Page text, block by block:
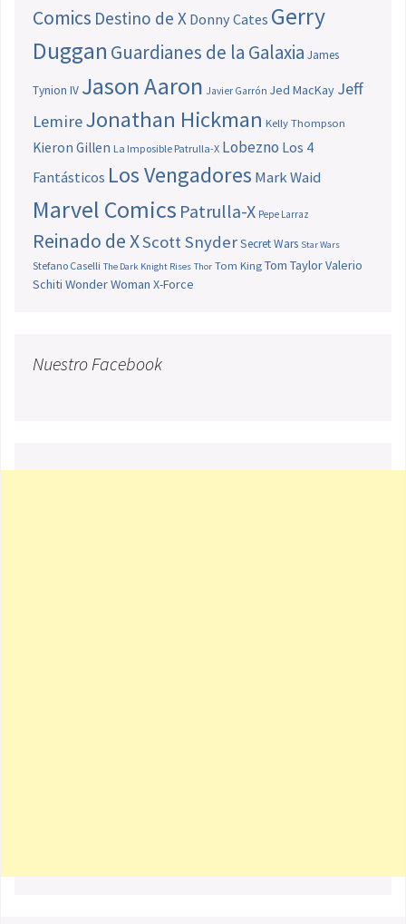
Comics Destino de X Donny Cates Gerry
Duggan Guardianes de la Galaxia James
Tynion IV Jason Aaron Javier Garrón Jed MacKay Jeff
LemireJonathan Hickman Kelly Thompson
Kieron Gillen La Imposible Patrulla-X Lobezno Los 4
Fantásticos Los Vengadores Mark Waid
Marvel Comics Patrulla-X Pepe Larraz
Reinado de XScott SnyderSecret Wars Star Wars
Stefano Caselli The Dark Knight Rises Thor Tom King Tom TaylorValerio
Schiti Wonder Woman X-Force
Nuestro Facebook